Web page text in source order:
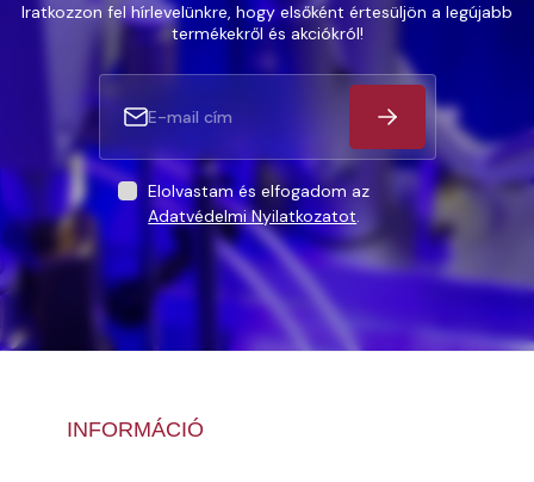
Iratkozzon fel hírlevelünkre, hogy elsőként értesüljön a legújabb
termékekről és akciókról!
Elolvastam és elfogadom az
Adatvédelmi Nyilatkozatot.
INFORMÁCIÓ